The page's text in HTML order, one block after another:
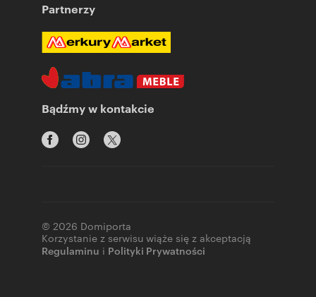
Partnerzy
Bądźmy w kontakcie
© 2026 Domiporta
Korzystanie z serwisu wiąże się z akceptacją
Regulaminu i Polityki Prywatności